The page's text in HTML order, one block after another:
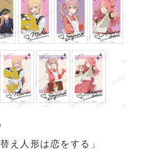
え人形は恋をする」